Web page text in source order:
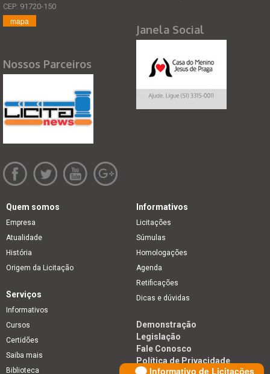
Informativo de Licitações
CEP: 91720-150
mapa
Nossos Parceiros
Janela Social
Quem somos
Empresa
Atualidade
História
Origem da Licitação
Informativos
Licitações
Súmulas
Homologações
Agenda
Retificações
Dicas e dúvidas
Serviços
Informativos
Cursos
Certidões
Saiba mais
Biblioteca
Demonstração
Legislação
Fale Conosco
Política de Privacidade